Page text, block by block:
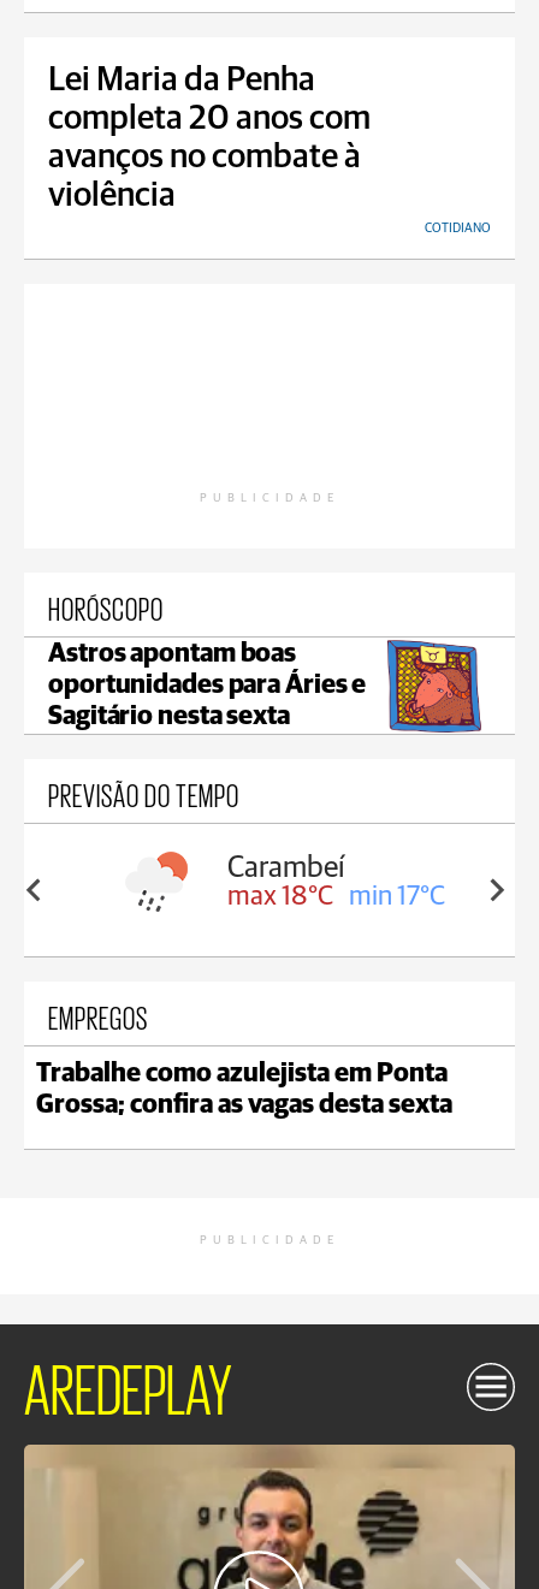
Lei Maria da Penha
completa 20 anos com
avanços no combate à
violência
COTIDIANO
PUBLICIDADE
HORÓSCOPO
Astros apontam boas
oportunidades para Áries e
Sagitário nesta sexta
PREVISÃO DO TEMPO
18°C
Carambeí
max 18°C min 17°C
EMPREGOS
Trabalhe como azulejista em Ponta
Grossa; confira as vagas desta sexta
PUBLICIDADE
AREDEPLAY